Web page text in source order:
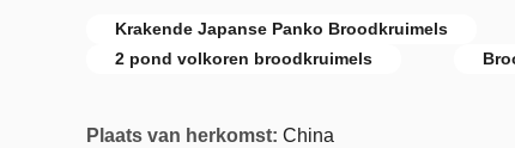
Krakende Japanse Panko Broodkruimels
2 pond volkoren broodkruimels
Plaats van herkomst: China